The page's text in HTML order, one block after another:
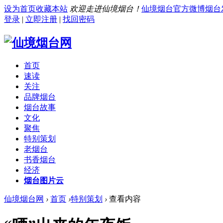
设为首页收藏本站 欢迎走进仙境烟台！ 仙境烟台官方微博烟台
登录 | 立即注册 | 找回密码
首页
速读
关注
品牌烟台
烟台故事
文化
聚焦
特别策划
老烟台
书香烟台
经济
烟台图片云
仙境烟台网 › 首页 ›特别策划 › 查看内容